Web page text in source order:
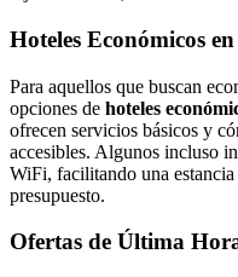
Hoteles Económicos
Para aquellos que buscan
opciones de hoteles
ofrecen servicios básicos y
accesibles. Algunos incluso
WiFi, facilitando una
presupuesto.
Ofertas de Última